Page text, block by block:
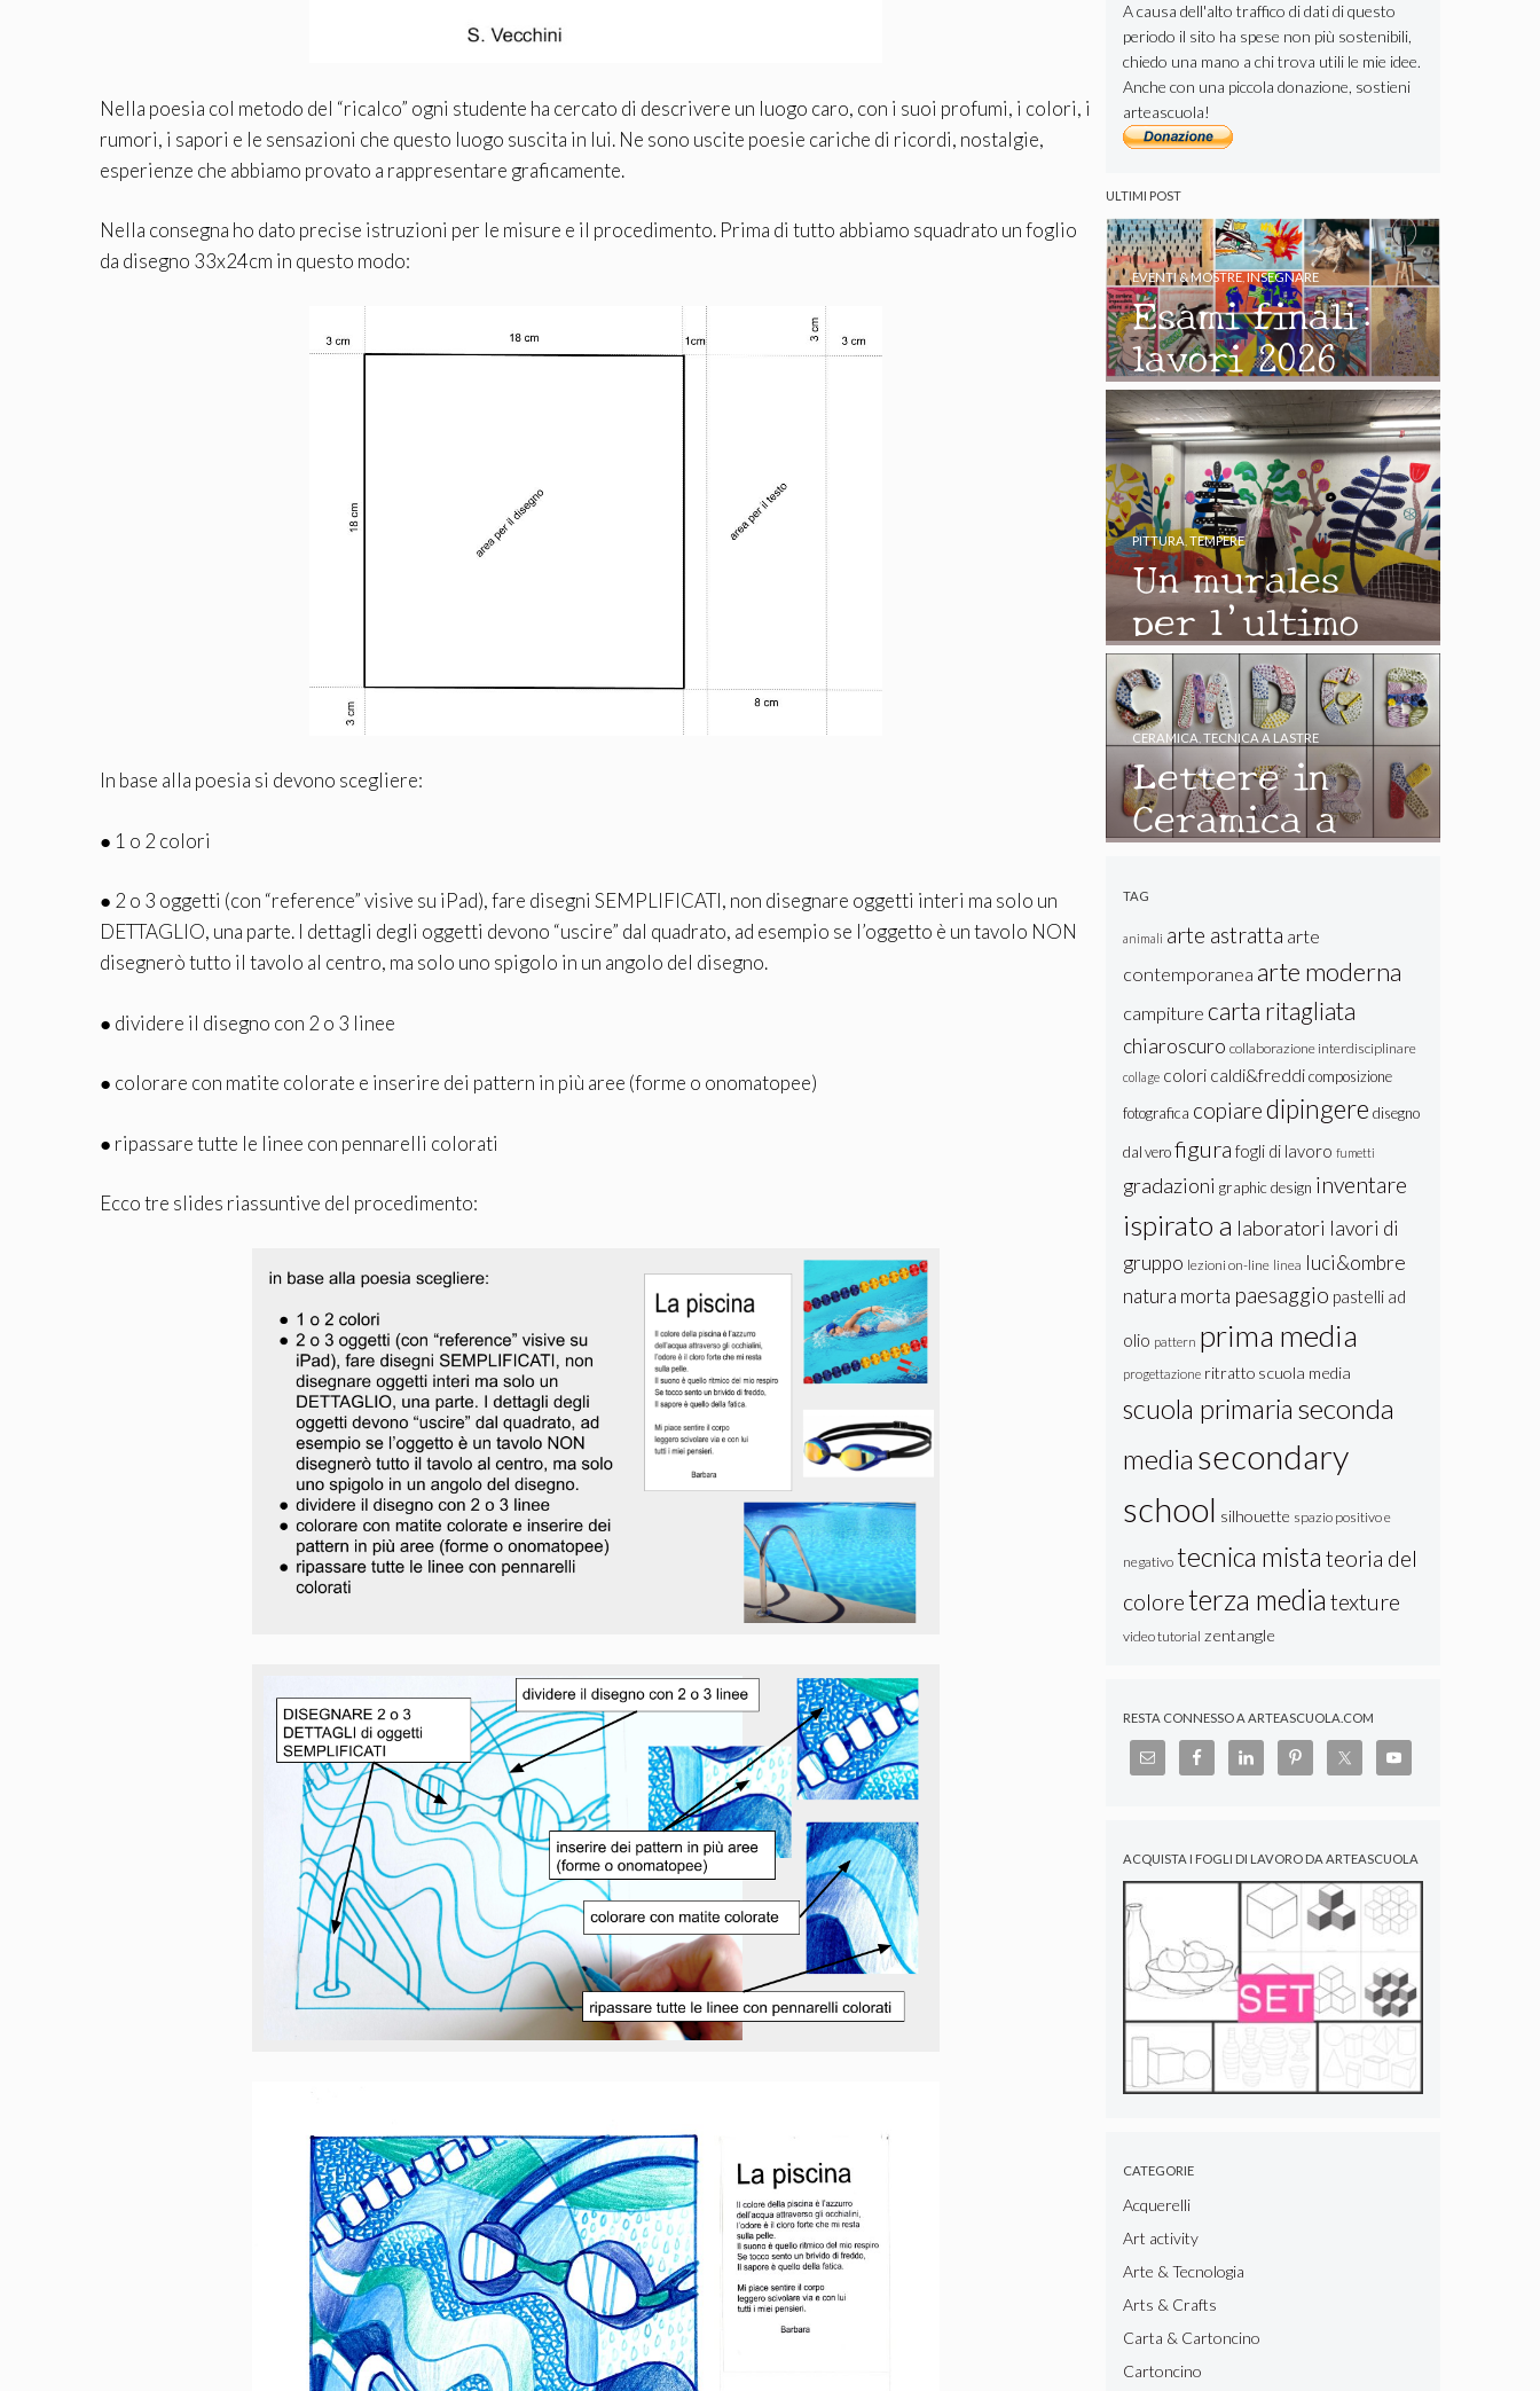
Nella poesia col metodo del “ricalco” ogni studente ha cercato di descrivere un luogo caro, con i suoi profumi, i colori, i
rumori, i sapori e le sensazioni che questo luogo suscita in lui. Ne sono uscite poesie cariche di ricordi, nostalgie,
esperienze che abbiamo provato a rappresentare graficamente.
Nella consegna ho dato precise istruzioni per le misure e il procedimento. Prima di tutto abbiamo squadrato un foglio
da disegno 33x24cm in questo modo:
In base alla poesia si devono scegliere:
● 1 o 2 colori
● 2 o 3 oggetti (con “reference” visive su iPad), fare disegni SEMPLIFICATI, non disegnare oggetti interi ma solo un
DETTAGLIO, una parte. I dettagli degli oggetti devono “uscire” dal quadrato, ad esempio se l’oggetto è un tavolo NON
disegnerò tutto il tavolo al centro, ma solo uno spigolo in un angolo del disegno.
● dividere il disegno con 2 o 3 linee
● colorare con matite colorate e inserire dei pattern in più aree (forme o onomatopee)
● ripassare tutte le linee con pennarelli colorati
Ecco tre slides riassuntive del procedimento:
A causa dell'alto traffico di dati di questo
periodo il sito ha spese non più sostenibili,
chiedo una mano a chi trova utili le mie idee.
Anche con una piccola donazione, sostieni
arteascuola!
ULTIMI POST
Esami finali:
lavori 2026
EVENTI & MOSTRE, INSEGNARE
Un murales
per l’ultimo
giorno di
scuola
PITTURA TEMPERE
Lettere in
Ceramica a
Lastra:
Texture e
Colore
CERAMICA TECNICA A LASTRE
TAG
animali arte astratta arte
contemporanea arte moderna
campiture carta ritagliata
chiaroscuro collaborazione interdisciplinare
collage colori caldi&freddi composizione
fotografica copiaredipingere disegno
dal vero figura fogli di lavoro fumetti
gradazioni graphic design inventare
ispirato a laboratori lavori di
gruppo lezioni on-line linea luci&ombre
natura morta paesaggio pastelli ad
olio pattern prima media
progettazione ritratto scuola media
scuola primaria seconda
media secondary
school silhouette spazio positivo e
negativo tecnica mista teoria del
coloreterza media texture
video tutorial zentangle
RESTA CONNESSO A ARTEASCUOLA.COM
ACQUISTA I FOGLI DI LAVORO DA ARTEASCUOLA
CATEGORIE
Acquerelli
Art activity
Arte & Tecnologia
Arts & Crafts
Carta & Cartoncino
Cartoncino